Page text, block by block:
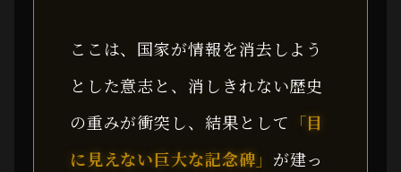
ここは、国家が情報を消去しよう
とした意志と、消しきれない歴史
の重みが衝突し、結果として 「目
に見えない巨大な記念碑」 が建っ